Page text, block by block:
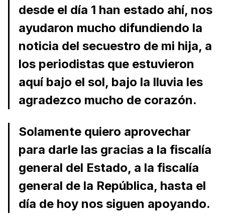
desde el día 1 han estado ahí, nos
ayudaron mucho difundiendo la
noticia del secuestro de mi hija, a
los periodistas que estuvieron
aquí bajo el sol, bajo la lluvia les
agradezco mucho de corazón.
Solamente quiero aprovechar
para darle las gracias a la fiscalía
general del Estado, a la fiscalía
general de la República, hasta el
día de hoy nos siguen apoyando.